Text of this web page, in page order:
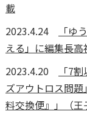
載
2023.4.24
「ゆ
える」に編集長
2023.4.20
「7
ズアウトロス問
料交換便』」（